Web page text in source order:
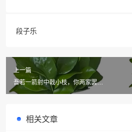
段子乐
上一篇
吾若一箭射中戟小枝，你两家罢兵
(世界现代史词语)
相关文章